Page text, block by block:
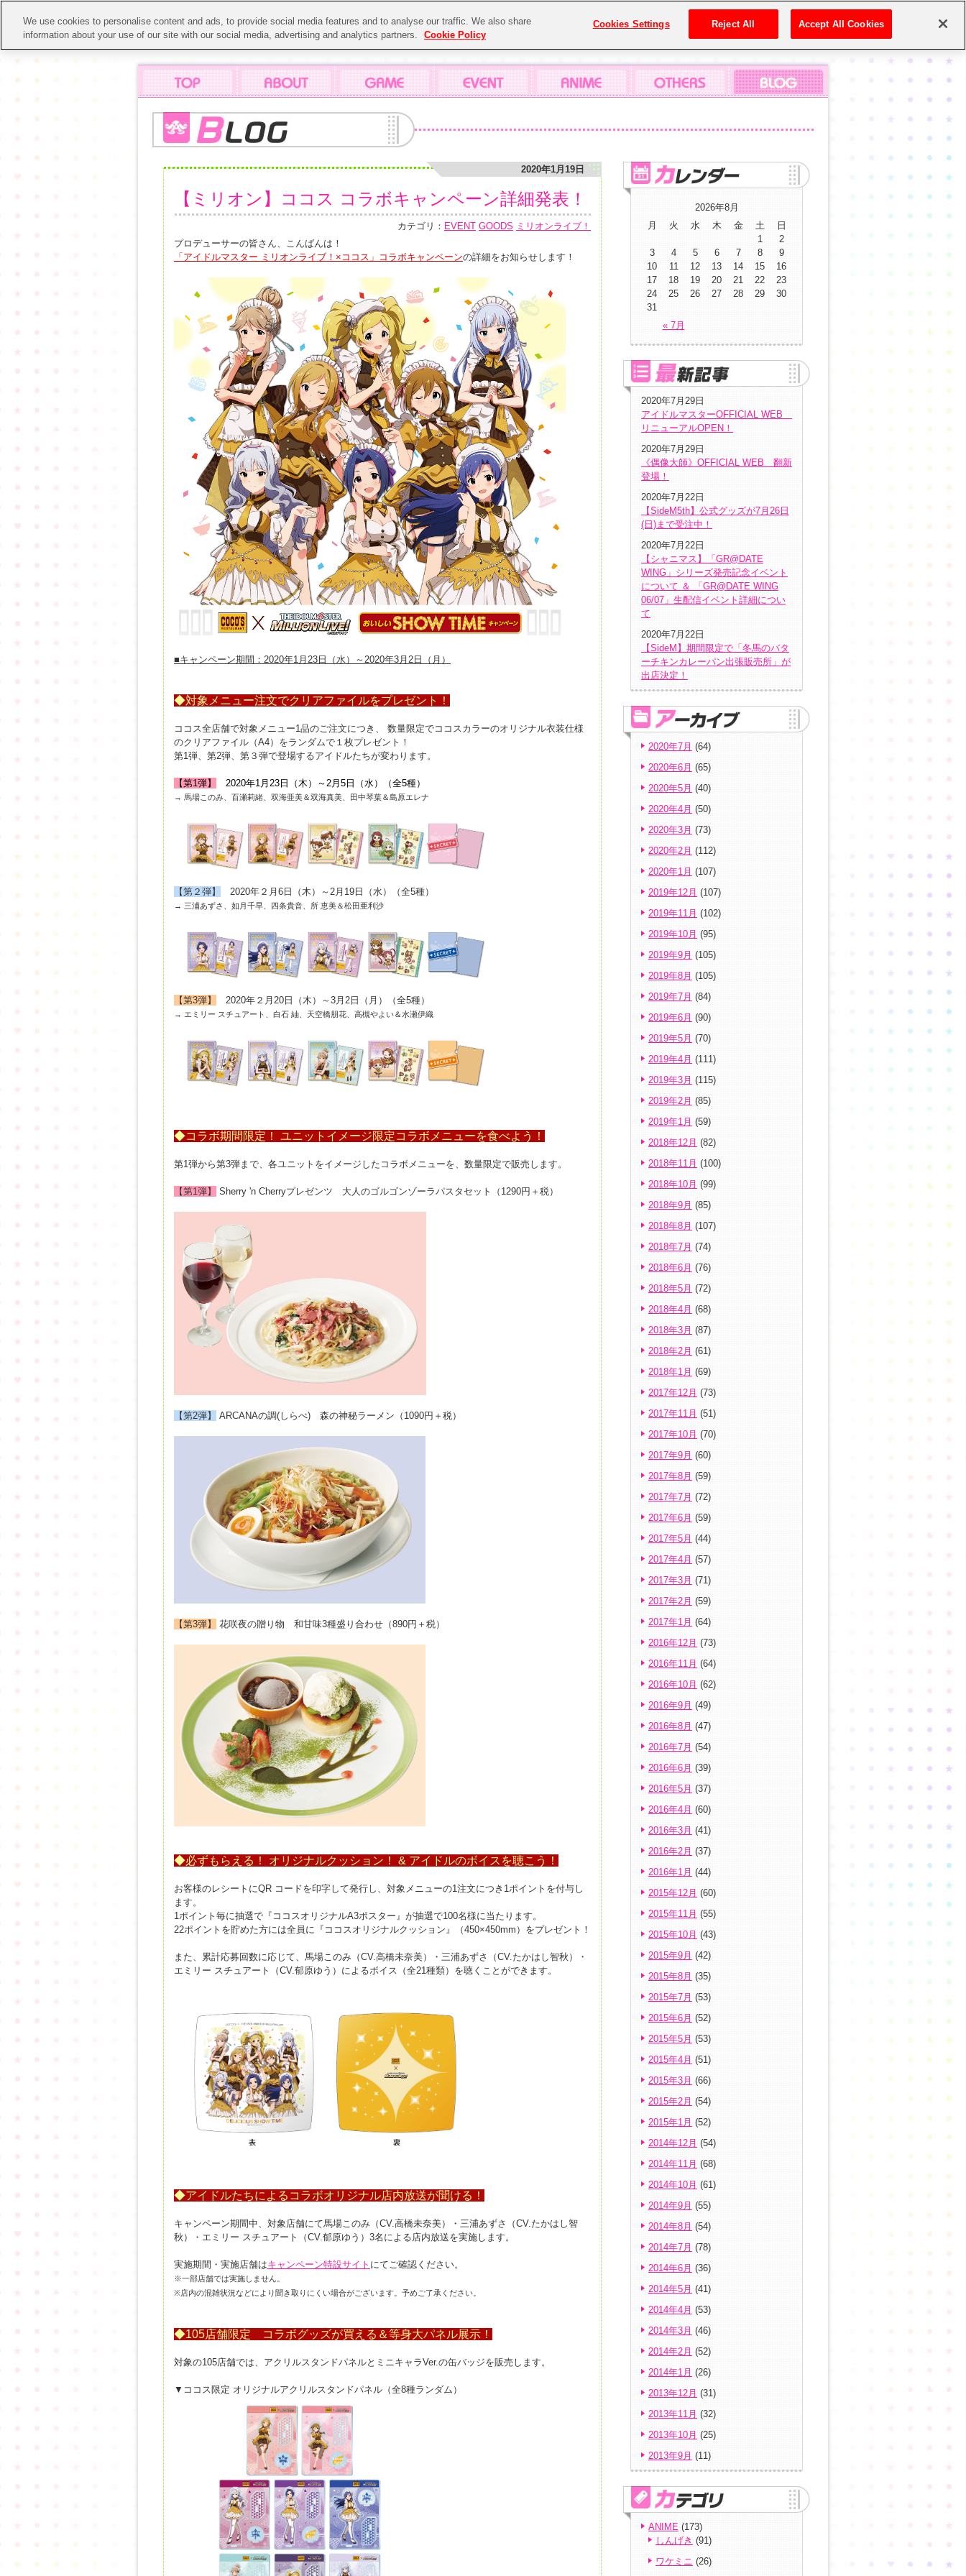
2020年1月19日
【ミリオン】ココス コラボキャンペーン詳細発表！
カテゴリ： EVENT GOODS ミリオンライブ！
プロデューサーの皆さん、こんばんは！
「アイドルマスター ミリオンライブ！×ココス」コラボキャンペーンの詳細をお知らせします！
■キャンペーン期間：2020年1月23日（水）～2020年3月2日（月）
◆対象メニュー注文でクリアファイルをプレゼント！
ココス全店舗で対象メニュー1品のご注文につき、 数量限定でココスカラーのオリジナル衣装仕様
のクリアファイル（A4）をランダムで１枚プレゼント！
第1弾、第2弾、第３弾で登場するアイドルたちが変わります。
【第1弾】 2020年1月23日（木）～2月5日（水）（全5種）
→ 馬場このみ、百瀬莉緒、双海亜美＆双海真美、田中琴葉＆島原エレナ
【第２弾】 2020年２月6日（木）～2月19日（水）（全5種）
→ 三浦あずさ、如月千早、四条貴音、所 恵美＆松田亜利沙
【第3弾】 2020年２月20日（木）～3月2日（月）（全5種）
→ エミリー スチュアート、白石 紬、天空橋朋花、高槻やよい＆水瀬伊織
◆コラボ期間限定！ ユニットイメージ限定コラボメニューを食べよう！
第1弾から第3弾まで、各ユニットをイメージしたコラボメニューを、数量限定で販売します。
【第1弾】 Sherry 'n Cherryプレゼンツ 大人のゴルゴンゾーラパスタセット（1290円＋税）
【第2弾】 ARCANAの調(しらべ) 森の神秘ラーメン（1090円＋税）
【第3弾】 花咲夜の贈り物 和甘味3種盛り合わせ（890円＋税）
◆必ずもらえる！ オリジナルクッション！ & アイドルのボイスを聴こう！
お客様のレシートにQR コードを印字して発行し、 対象メニューの1注文につき1ポイントを付与し
ます。
1ポイント毎に抽選で『ココスオリジナルA3ポスター』が抽選で100名様に当たります。
22ポイントを貯めた方には全員に『ココスオリジナルクッション』（450×450mm）をプレゼント！
また、累計応募回数に応じて、馬場このみ（CV.高橋未奈美）・三浦あずさ（CV.たかはし智秋）・
エミリー スチュアート（CV.郁原ゆう）によるボイス（全21種類）を聴くことができます。
◆アイドルたちによるコラボオリジナル店内放送が聞ける！
キャンペーン期間中、対象店舗にて馬場このみ（CV.高橋未奈美）・三浦あずさ（CV.たかはし智
秋）・エミリー スチュアート（CV.郁原ゆう）3名による店内放送を実施します。
実施期間・実施店舗はキャンペーン特設サイト にてご確認ください。
※一部店舗では実施しません。
※店内の混雑状況などにより聞き取りにくい場合がございます。予めご了承ください。
◆105店舗限定 コラボグッズが買える＆等身大パネル展示！
対象の105店舗では、アクリルスタンドパネルとミニキャラVer.の缶バッジを販売します。
▼ココス限定 オリジナルアクリルスタンドパネル（全8種ランダム）
2026年8月
月
火 水 木 金 土 日
« 7月
1
2
3
4 5 6 7 8
9
10
11 12 13 14 15
16
17
18 19 20 21 22
23
24
25 26 27 28 29
30
31
2020年7月29日
アイドルマスターOFFICIAL WEB
リニューアルOPEN！
2020年7月29日
《偶像大師》OFFICIAL WEB 翻新
登場！
2020年7月22日
【SideM5th】公式グッズが7月26日
(日)まで受注中！
2020年7月22日
【シャニマス】「GR@DATE
WING」シリーズ発売記念イベント
について ＆ 「GR@DATE WING
06/07」生配信イベント詳細につい
て
2020年7月22日
【SideM】期間限定で「冬馬のバタ
ーチキンカレーパン出張販売所」が
出店決定！
2020年7月 (64)
2020年6月 (65)
2020年5月 (40)
2020年4月 (50)
2020年3月 (73)
2020年2月 (112)
2020年1月 (107)
2019年12月 (107)
2019年11月 (102)
2019年10月 (95)
2019年9月 (105)
2019年8月 (105)
2019年7月 (84)
2019年6月 (90)
2019年5月 (70)
2019年4月 (111)
2019年3月 (115)
2019年2月 (85)
2019年1月 (59)
2018年12月 (82)
2018年11月 (100)
2018年10月 (99)
2018年9月 (85)
2018年8月 (107)
2018年7月 (74)
2018年6月 (76)
2018年5月 (72)
2018年4月 (68)
2018年3月 (87)
2018年2月 (61)
2018年1月 (69)
2017年12月 (73)
2017年11月 (51)
2017年10月 (70)
2017年9月 (60)
2017年8月 (59)
2017年7月 (72)
2017年6月 (59)
2017年5月 (44)
2017年4月 (57)
2017年3月 (71)
2017年2月 (59)
2017年1月 (64)
2016年12月 (73)
2016年11月 (64)
2016年10月 (62)
2016年9月 (49)
2016年8月 (47)
2016年7月 (54)
2016年6月 (39)
2016年5月 (37)
2016年4月 (60)
2016年3月 (41)
2016年2月 (37)
2016年1月 (44)
2015年12月 (60)
2015年11月 (55)
2015年10月 (43)
2015年9月 (42)
2015年8月 (35)
2015年7月 (53)
2015年6月 (52)
2015年5月 (53)
2015年4月 (51)
2015年3月 (66)
2015年2月 (54)
2015年1月 (52)
2014年12月 (54)
2014年11月 (68)
2014年10月 (61)
2014年9月 (55)
2014年8月 (54)
2014年7月 (78)
2014年6月 (36)
2014年5月 (41)
2014年4月 (53)
2014年3月 (46)
2014年2月 (52)
2014年1月 (26)
2013年12月 (31)
2013年11月 (32)
2013年10月 (25)
2013年9月 (11)
ANIME (173)
しんげき (91)
ワケミニ (26)
We use cookies to personalise content and ads, to provide social media features and to analyse our traffic. We also share
information about your use of our site with our social media, advertising and analytics partners.
Cookie Policy
Cookies Settings Reject All Accept All Cookies